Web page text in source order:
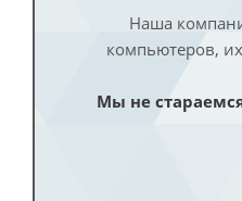
Наша
компьютеров,
Мы не